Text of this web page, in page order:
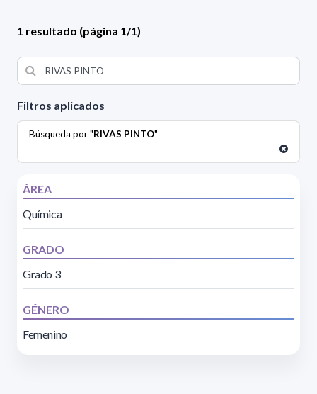
Filtros aplicados
Búsqueda por "RIVAS PINTO"
ÁREA
Química
GRADO
Grado 3
GÉNERO
Femenino
1 resultado (página 1/1)